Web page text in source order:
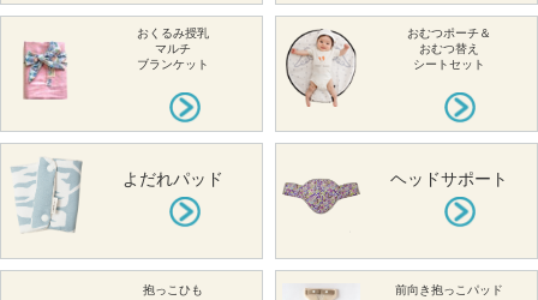
おくるみ授乳
マルチ
ブランケット
おむつポーチ＆
おむつ替え
シートセット
よだれパッド ヘッドサポート
抱っこひも
前向き抱っこパッド